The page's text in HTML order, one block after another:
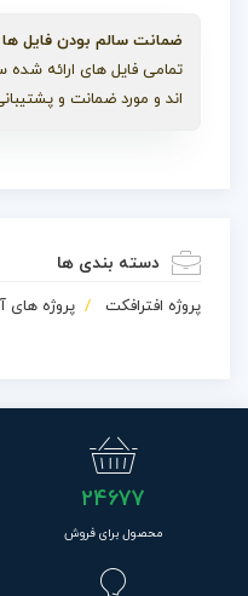
ضمانت سالم بودن فایل ها
تمامی فایل های ارائه
اند و مورد ضمانت و
دسته بندی ها
پروژه افترافکت پروژه های
24677
محصول برای فروش